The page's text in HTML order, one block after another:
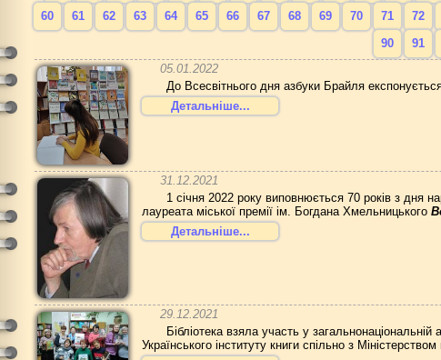
60
61 62 63 64 65 66 67 68 69 70 71 72
90
91
05.01.2022
До Всесвітнього дня азбуки Брайля
Детальніше...
31.12.2021
1 січня 2022 року виповнюється 70 років з дня
лауреата міської премії ім. Богдана Хмельницького
Детальніше...
29.12.2021
Бібліотека взяла участь у загальнонаціональній
Українського інституту книги спільно з